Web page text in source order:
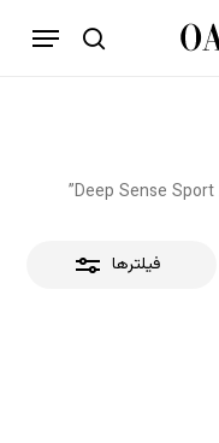
جستجو
فهرست
بستن
فیلترها